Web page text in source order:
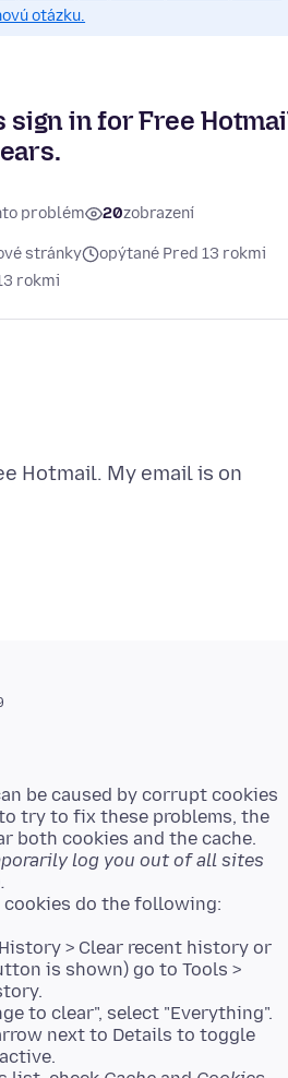
otázku.
sign in for Free
problém 20zobrazení
stránky
opýtané Pred 13 rokmi
rokmi
Hotmail. My email is on
be caused by corrupt cookies
try to fix these problems, the
both cookies and the cache.
log you out of all sites
> Clear recent history or
is shown) go to Tools >
to clear", select "Everything".
next to Details to toggle